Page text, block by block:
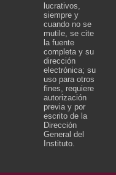
lucrativos,
siempre y
cuando no se
mutile, se cite
la fuente
completa y su
dirección
electrónica; su
uso para otros
fines, requiere
autorización
previa y por
escrito de la
Dirección
General del
Instituto.